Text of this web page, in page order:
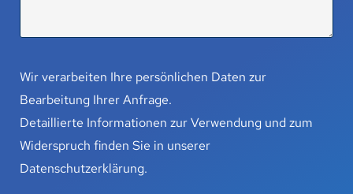
Wir verarbeiten Ihre persönlichen Daten zur
Bearbeitung Ihrer Anfrage.
Detaillierte Informationen zur Verwendung und zum
Widerspruch finden Sie in unserer
Datenschutzerklärung.